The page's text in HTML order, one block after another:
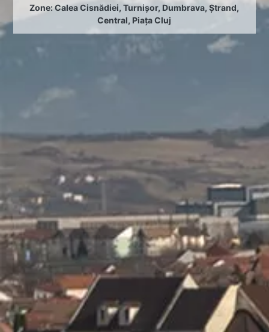
Zone:Calea Cisnădiei,Turnișor, Dumbrava,Ștrand,
Central, Piața Cluj